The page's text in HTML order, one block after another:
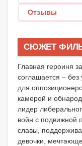
Отзывы
СЮЖЕТ
Главная героиня
соглашается – без
для
камерой и
лидер
войн с подвижной
славы,
девочки,